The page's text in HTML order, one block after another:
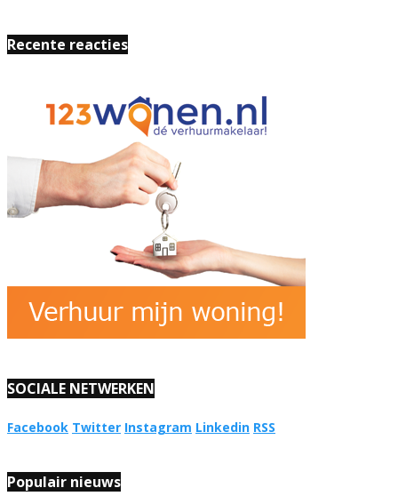
Recente reacties
SOCIALE NETWERKEN
Facebook Twitter Instagram Linkedin RSS
Populair nieuws